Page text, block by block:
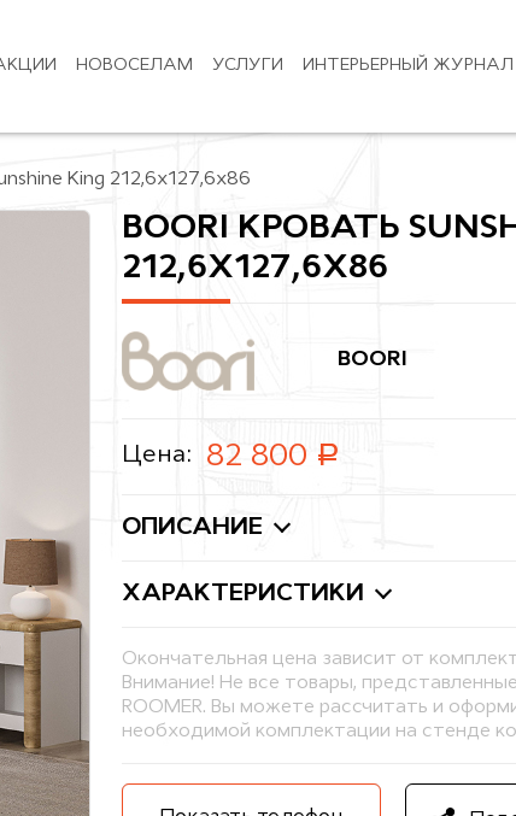
НОВОСЕЛАМ УСЛУГИ ИНТЕРЬЕРНЫЙ ЖУРНАЛ
King 212,6х127,6х86
BOORI КРОВАТЬ
212,6Х127,6Х86
BOORI
Цена: 82 800 руб.
ОПИСАНИЕ
ХАРАКТЕРИСТИКИ
Окончательная цена зависит от
Внимание! Не все товары,
ROOMER. Вы можете рассчитать и
необходимой комплектации на стенде